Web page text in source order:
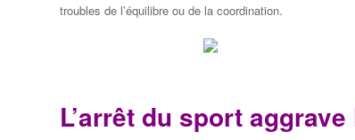
troubles de l’équilibre ou de la coordination.
L’arrêt du sport